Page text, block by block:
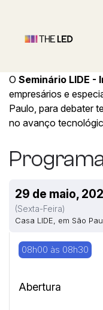
O Seminário LIDE -
empresários e
Paulo, para debater
no avanço
29 de maio,
(sexta-Feira)
Casa LIDE, em São
08h00 às 08h30
Abertura